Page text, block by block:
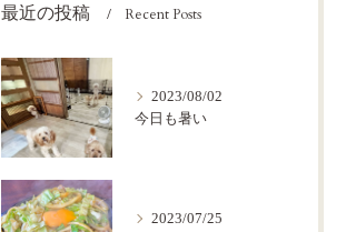
最近の投稿 Recent Posts
2023/08/02
今日も暑い
2023/07/25